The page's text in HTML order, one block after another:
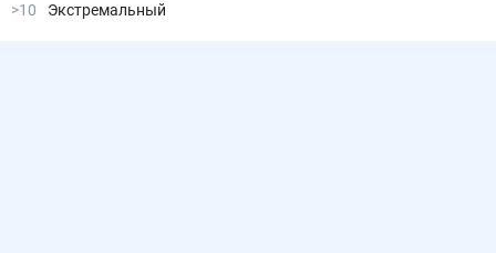
>10
Экстремальный